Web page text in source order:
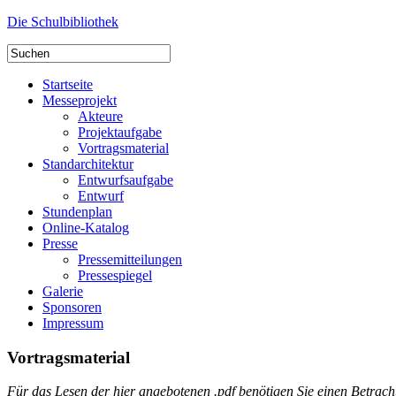
Die Schulbibliothek
Startseite
Messeprojekt
Akteure
Projektaufgabe
Vortragsmaterial
Standarchitektur
Entwurfsaufgabe
Entwurf
Stundenplan
Online-Katalog
Presse
Pressemitteilungen
Pressespiegel
Galerie
Sponsoren
Impressum
Vortragsmaterial
Für das Lesen der hier angebotenen .pdf benötigen Sie einen